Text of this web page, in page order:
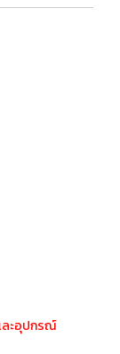
ละอุปกรณ์